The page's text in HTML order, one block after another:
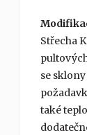
Střecha
se
také